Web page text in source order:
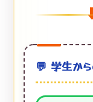
💬 学生か